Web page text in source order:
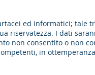
ed informatici; tale
riservatezza. I dati
non consentito o non
in